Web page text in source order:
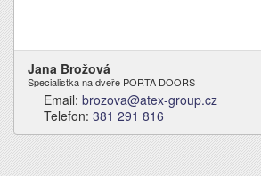
Jana Brožová
Specialistka na dveře PORTA DOORS
Email: brozova@atex-group.cz
Telefon: 381 291 816